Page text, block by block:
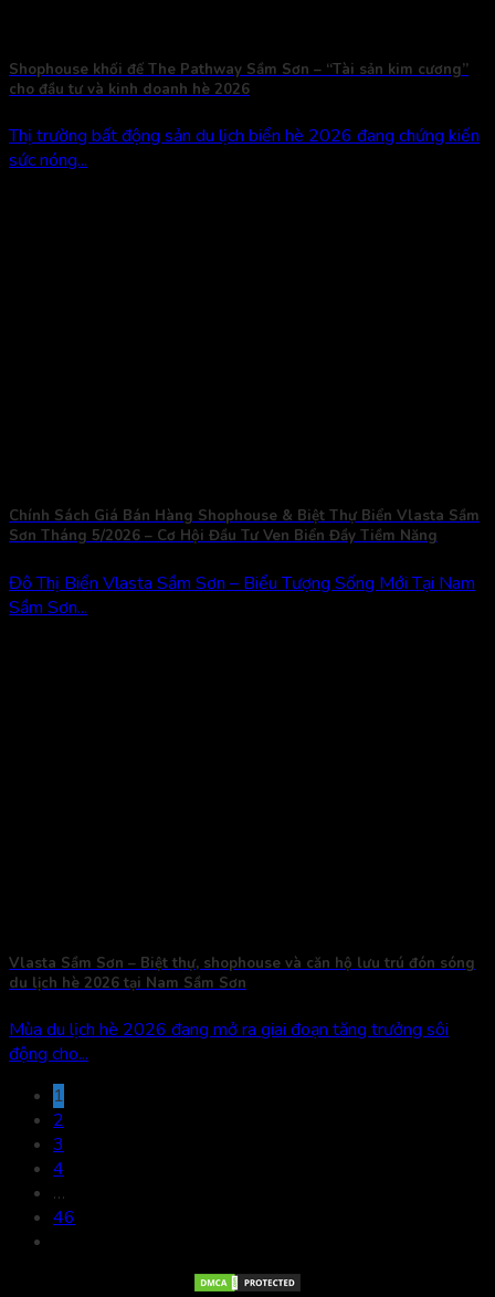
Shophouse khối đế The Pathway Sầm Sơn – “Tài sản kim cương”
cho đầu tư và kinh doanh hè 2026
Thị trường bất động sản du lịch biển hè 2026 đang chứng kiến
sức nóng...
Chính Sách Giá Bán Hàng Shophouse & Biệt Thự Biển Vlasta Sầm
Sơn Tháng 5/2026 – Cơ Hội Đầu Tư Ven Biển Đầy Tiềm Năng
Đô Thị Biển Vlasta Sầm Sơn – Biểu Tượng Sống Mới Tại Nam
Sầm Sơn...
Vlasta Sầm Sơn – Biệt thự, shophouse và căn hộ lưu trú đón sóng
du lịch hè 2026 tại Nam Sầm Sơn
Mùa du lịch hè 2026 đang mở ra giai đoạn tăng trưởng sôi
động cho...
1
2
3
4
…
46